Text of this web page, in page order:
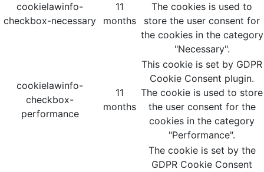
cookielawinfo-
checkbox-necessary
11
months
The cookies is used to
store the user consent for
the cookies in the category
"Necessary".
cookielawinfo-
checkbox-
performance
11
months
This cookie is set by GDPR
Cookie Consent plugin.
The cookie is used to store
the user consent for the
cookies in the category
"Performance".
The cookie is set by the
GDPR Cookie Consent